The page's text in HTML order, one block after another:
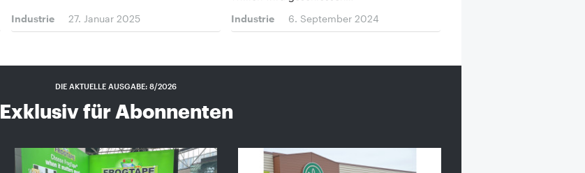
Industrie 27. Januar 2025
Industrie
6. September 2024
DIE AKTUELLE AUSGABE: 8/2026
Exklusiv für Abonnenten